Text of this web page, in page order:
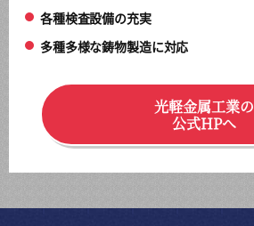
各種検査設備の充実
多種多様な鋳物製造に対応
光軽金属工業の
公式HPへ